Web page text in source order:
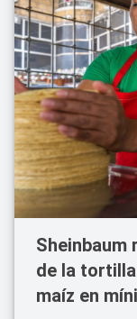
Sheinbaum
de la
maíz en